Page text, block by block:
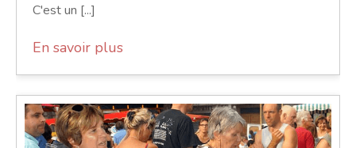
C'est un [...]
En savoir plus